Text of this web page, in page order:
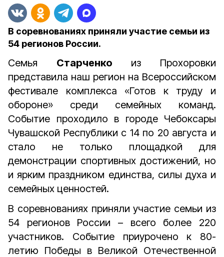
В соревнованиях приняли участие семьи из
54 регионов России.
Семья Старченко из Прохоровки
представила наш регион на Всероссийском
фестивале комплекса «Готов к труду и
обороне» среди семейных команд.
Событие проходило в городе Чебоксары
Чувашской Республики с 14 по 20 августа и
стало не только площадкой для
демонстрации спортивных достижений, но
и ярким праздником единства, силы духа и
семейных ценностей.
В соревнованиях приняли участие семьи из
54 регионов России – всего более 220
участников. Событие приурочено к 80-
летию Победы в Великой Отечественной